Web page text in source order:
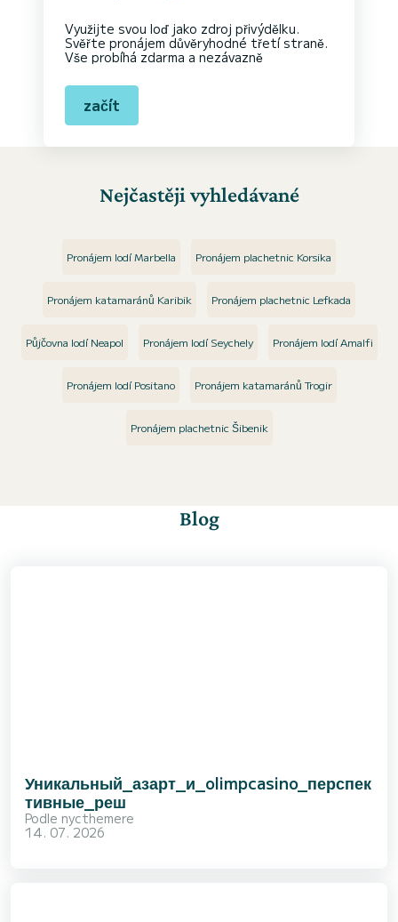
Využijte svou loď jako zdroj přivýdělku.
Svěřte pronájem důvěryhodné třetí straně.
Vše probíhá zdarma a nezávazně
začít
Nejčastěji vyhledávané
Pronájem lodí Marbella Pronájem plachetnic Korsika
Pronájem katamaránů Karibik Pronájem plachetnic Lefkada
Půjčovna lodí Neapol Pronájem lodí Seychely Pronájem lodí Amalfi
Pronájem lodí Positano Pronájem katamaránů Trogir
Pronájem plachetnic Šibenik
Blog
Уникальный_азарт_и_olimpcasino_перспек
тивные_реш
Podle nycthemere
14. 07. 2026